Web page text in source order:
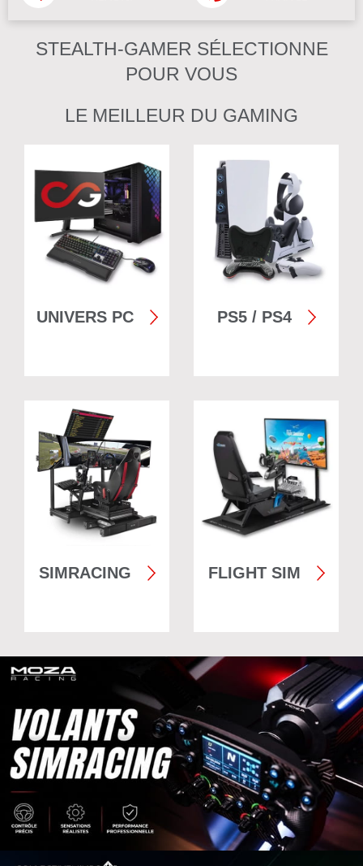
STEALTH-GAMER SÉLECTIONNE
POUR VOUS
LE MEILLEUR DU GAMING
UNIVERS PC PS5 / PS4
SIMRACING FLIGHT SIM